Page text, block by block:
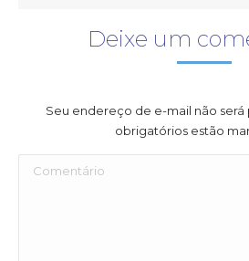
Deixe um
Seu endereço de e-mail não
obrigatórios estão
Comentário